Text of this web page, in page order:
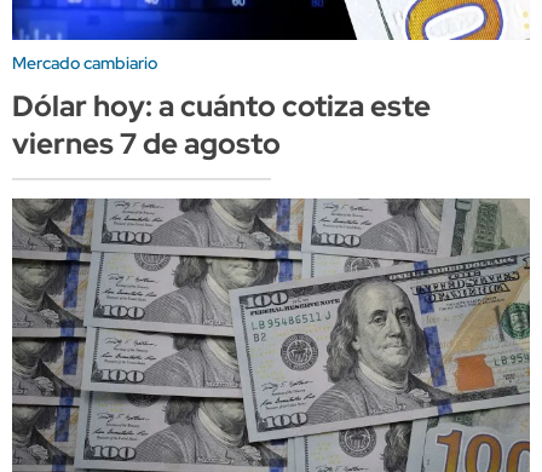
Mercado cambiario
Dólar hoy: a cuánto cotiza este
viernes 7 de agosto